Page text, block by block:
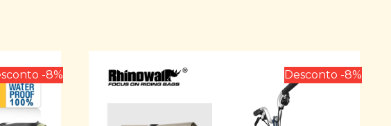
-8% Desconto -8%